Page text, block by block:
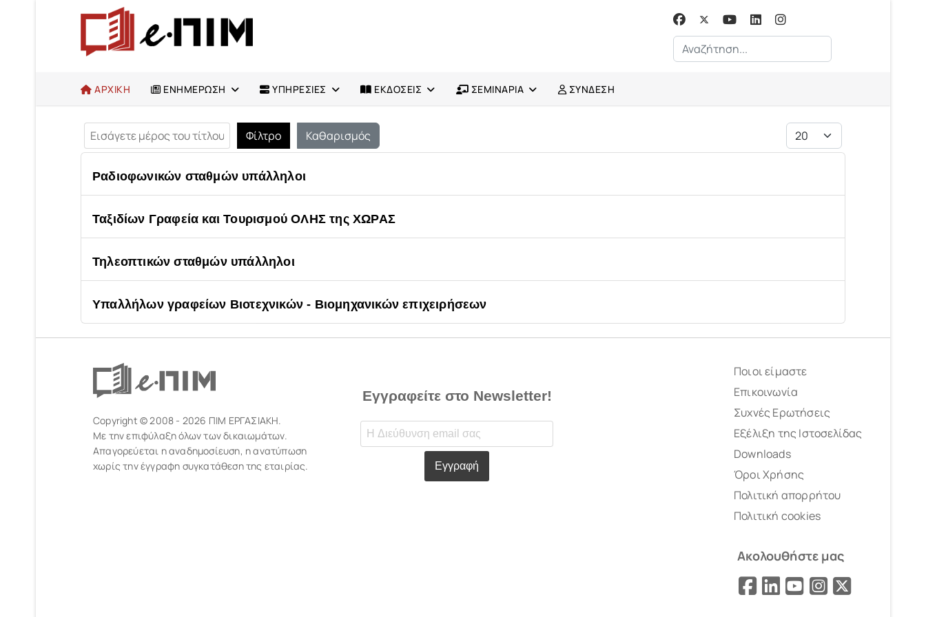
Αναζήτηση...
ΑΡΧΙΚΗ ΕΝΗΜΕΡΩΣΗ ΥΠΗΡΕΣΙΕΣ ΕΚΔΟΣΕΙΣ ΣΕΜΙΝΑΡΙΑ ΣΥΝΔΕΣΗ
Εισάγετε μέρος του τίτλου.
Φίλτρο Καθαρισμός
Εμφάνιση #
Ραδιοφωνικών σταθμών υπάλληλοι
Ταξιδίων Γραφεία και Τουρισμού ΟΛΗΣ της ΧΩΡΑΣ
Τηλεοπτικών σταθμών υπάλληλοι
Υπαλλήλων γραφείων Βιοτεχνικών - Βιομηχανικών επιχειρήσεων
Copyright © 2008 - 2026 ΠΙΜ ΕΡΓΑΣΙΑΚΗ.
Με την επιφύλαξη όλων των δικαιωμάτων.
Απαγορεύεται η αναδημοσίευση, η ανατύπωση
χωρίς την έγγραφη συγκατάθεση της εταιρίας.
Εγγραφείτε στο Newsletter!
Εγγραφή
Ποιοι είμαστε
Επικοινωνία
Συχνές Ερωτήσεις
Εξέλιξη της Ιστοσελίδας
Downloads
Όροι Χρήσης
Πολιτική απορρήτου
Πολιτική cookies
Ακολουθήστε μας
Facebook
LinkedIn
YouTube
Instagram
X